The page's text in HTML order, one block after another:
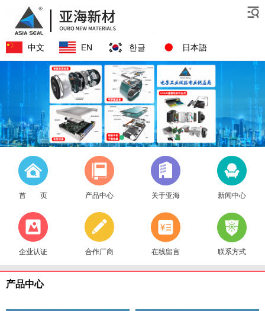
中文 EN 한글 日本語
首 页 产品中心 关于亚海 新闻中心
企业认证 合作厂商 在线留言 联系方式
产品中心